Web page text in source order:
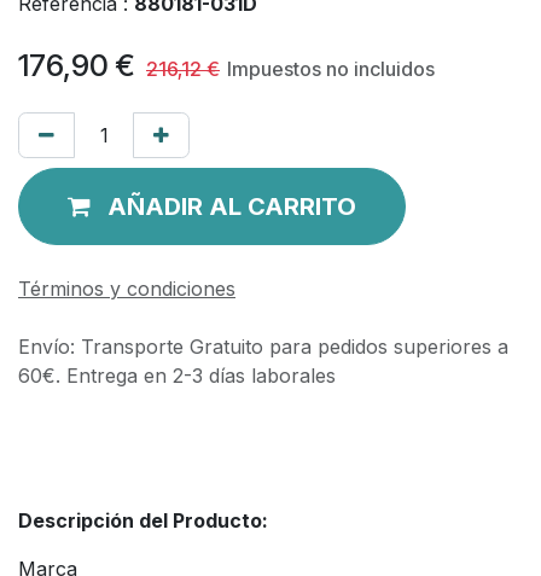
176,90 € 216,12€ Impuestos no incluidos
AÑADIR AL CARRITO
Términos y condiciones
Envío: Transporte Gratuito para pedidos superiores a
60€. Entrega en 2-3 días laborales
Descripción del Producto:
Marca